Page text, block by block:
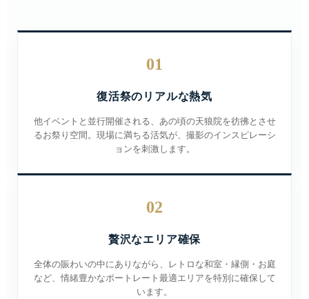
01
復活祭のリアルな熱気
他イベントと並行開催される、あの頃の天狼院を彷彿とさせ
るお祭り空間。現場に満ちる活気が、撮影のインスピレーシ
ョンを刺激します。
02
贅沢なエリア確保
全体の賑わいの中にありながら、レトロな和室・縁側・お庭
など、情緒豊かなポートレート最適エリアを特別に確保して
います。